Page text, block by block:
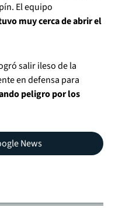
El equipo
muy cerca de abrir el
salir ileso de la
en defensa para
peligro por los
News